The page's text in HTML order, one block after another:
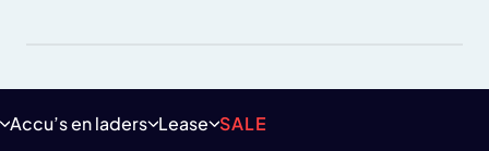
Accu’s en laders Lease SALE